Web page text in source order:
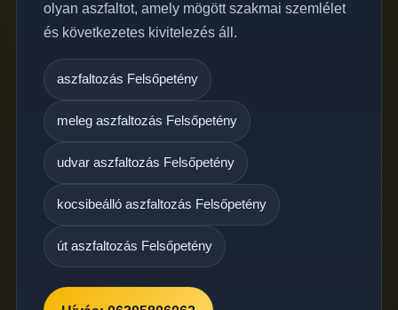
olyan aszfaltot, amely mögött szakmai szemlélet
és következetes kivitelezés áll.
aszfaltozás Felsőpetény
meleg aszfaltozás Felsőpetény
udvar aszfaltozás Felsőpetény
kocsibeálló aszfaltozás Felsőpetény
út aszfaltozás Felsőpetény